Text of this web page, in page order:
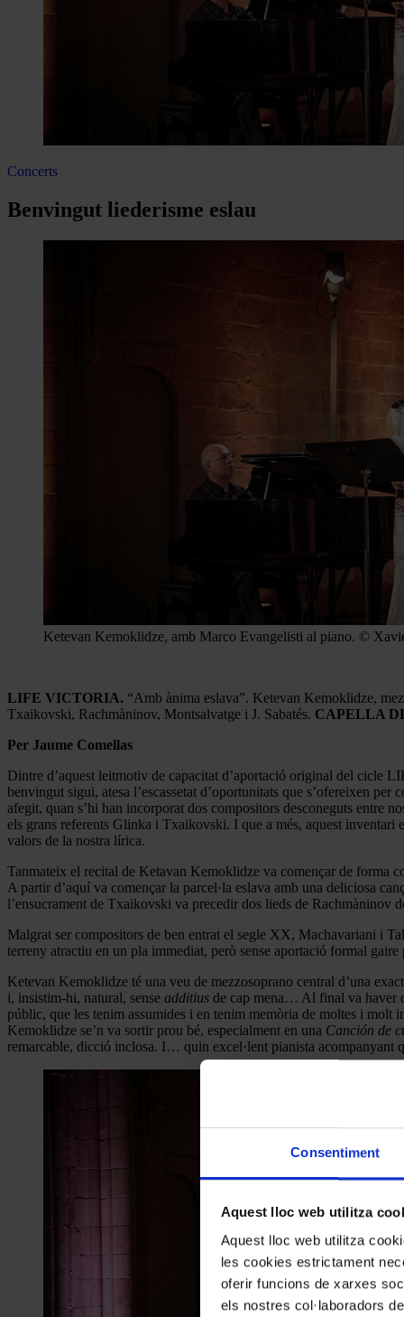
Consentiment
Aquest lloc web utilitza
Aquest lloc web utilitza
les cookies estrictament
oferir funcions de xarxes
els nostres col·laboradors
Concerts
Benvingut liederisme eslau
Ketevan Kemoklidze, amb Marco Evangelisti al piano. ©
LIFE VICTORIA. “Amb ànima eslava”. Ketevan Kemoklidze,
Txaikovski, Rachmàninov, Montsalvatge i J. Sabatés. CAPELLA
Per Jaume Comellas
Dintre d’aquest leitmotiv de capacitat d’aportació original del cicle
benvingut sigui, atesa l’escassetat d’oportunitats que s’ofereixen
afegit, quan s’hi han incorporat dos compositors desconeguts entre
els grans referents Glinka i Txaikovski. I que a més, aquest inventari
valors de la nostra lírica.
Tanmateix el recital de Ketavan Kemoklidze va començar de forma
A partir d’aquí va començar la parcel·la eslava amb una deliciosa
l’ensucrament de Txaikovski va precedir dos lieds de Rachmàninov
Malgrat ser compositors de ben entrat el segle XX, Machavariani i
terreny atractiu en un pla immediat, però sense aportació formal gaire
Ketevan Kemoklidze té una veu de mezzosoprano central d’una
i, insistim-hi, natural, sense additius de cap mena… Al final va haver
públic, que les tenim assumides i en tenim memòria de moltes i
Kemoklidze se’n va sortir prou bé, especialment en una Canción de
remarcable, dicció inclosa. I… quin excel·lent pianista acompanyant